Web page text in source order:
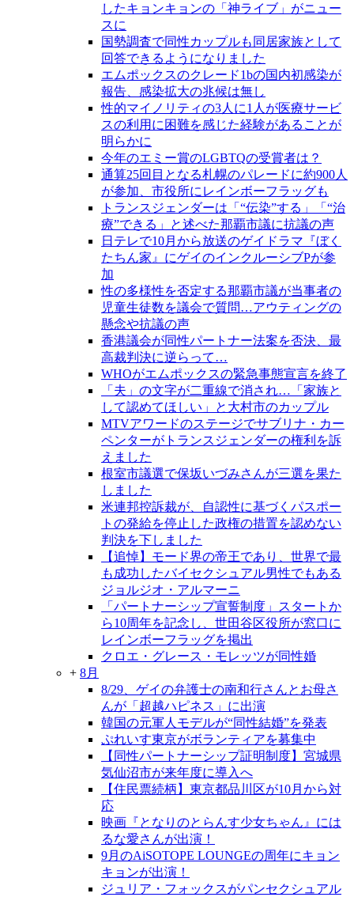
したキョンキョンの「神ライブ」がニュー
スに
国勢調査で同性カップルも同居家族として
回答できるようになりました
エムポックスのクレード1bの国内初感染が
報告、感染拡大の兆候は無し
性的マイノリティの3人に1人が医療サービ
スの利用に困難を感じた経験があることが
明らかに
今年のエミー賞のLGBTQの受賞者は？
通算25回目となる札幌のパレードに約900人
が参加、市役所にレインボーフラッグも
トランスジェンダーは「“伝染”する」「“治
療”できる」と述べた那覇市議に抗議の声
日テレで10月から放送のゲイドラマ『ぼく
たちん家』にゲイのインクルーシブPが参
加
性の多様性を否定する那覇市議が当事者の
児童生徒数を議会で質問…アウティングの
懸念や抗議の声
香港議会が同性パートナー法案を否決、最
高裁判決に逆らって…
WHOがエムポックスの緊急事態宣言を終了
「夫」の文字が二重線で消され…「家族と
して認めてほしい」と大村市のカップル
MTVアワードのステージでサブリナ・カー
ペンターがトランスジェンダーの権利を訴
えました
根室市議選で保坂いづみさんが三選を果た
しました
米連邦控訴裁が、自認性に基づくパスポー
トの発給を停止した政権の措置を認めない
判決を下しました
【追悼】モード界の帝王であり、世界で最
も成功したバイセクシュアル男性でもある
ジョルジオ・アルマーニ
「パートナーシップ宣誓制度」スタートか
ら10周年を記念し、世田谷区役所が窓口に
レインボーフラッグを掲出
クロエ・グレース・モレッツが同性婚
+ 8月
8/29、ゲイの弁護士の南和行さんとお母さ
んが「超越ハピネス」に出演
韓国の元軍人モデルが“同性結婚”を発表
ぷれいす東京がボランティアを募集中
【同性パートナーシップ証明制度】宮城県
気仙沼市が来年度に導入へ
【住民票続柄】東京都品川区が10月から対
応
映画『となりのとらんす少女ちゃん』には
るな愛さんが出演！
9月のAiSOTOPE LOUNGEの周年にキョン
キョンが出演！
ジュリア・フォックスがパンセクシュアル